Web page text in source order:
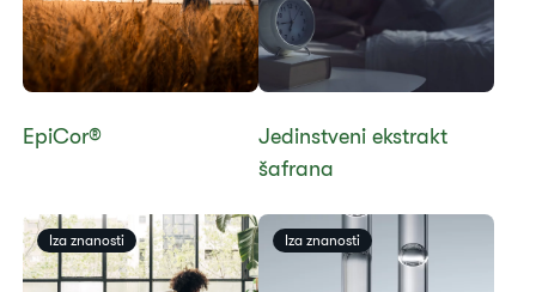
​​EpiCor®​
​​Jedinstveni ekstrakt
šafrana​
​​Iza znanosti​ ​​Iza znanosti​